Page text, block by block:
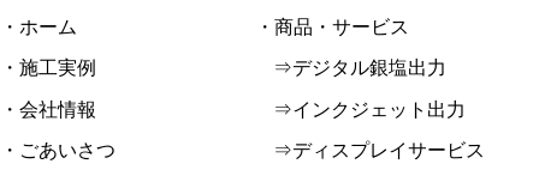
・ホーム
・施工実例
・会社情報
・ごあいさつ
・商品・サービス
⇒デジタル銀塩出力
⇒インクジェット出力
⇒ディスプレイサービス